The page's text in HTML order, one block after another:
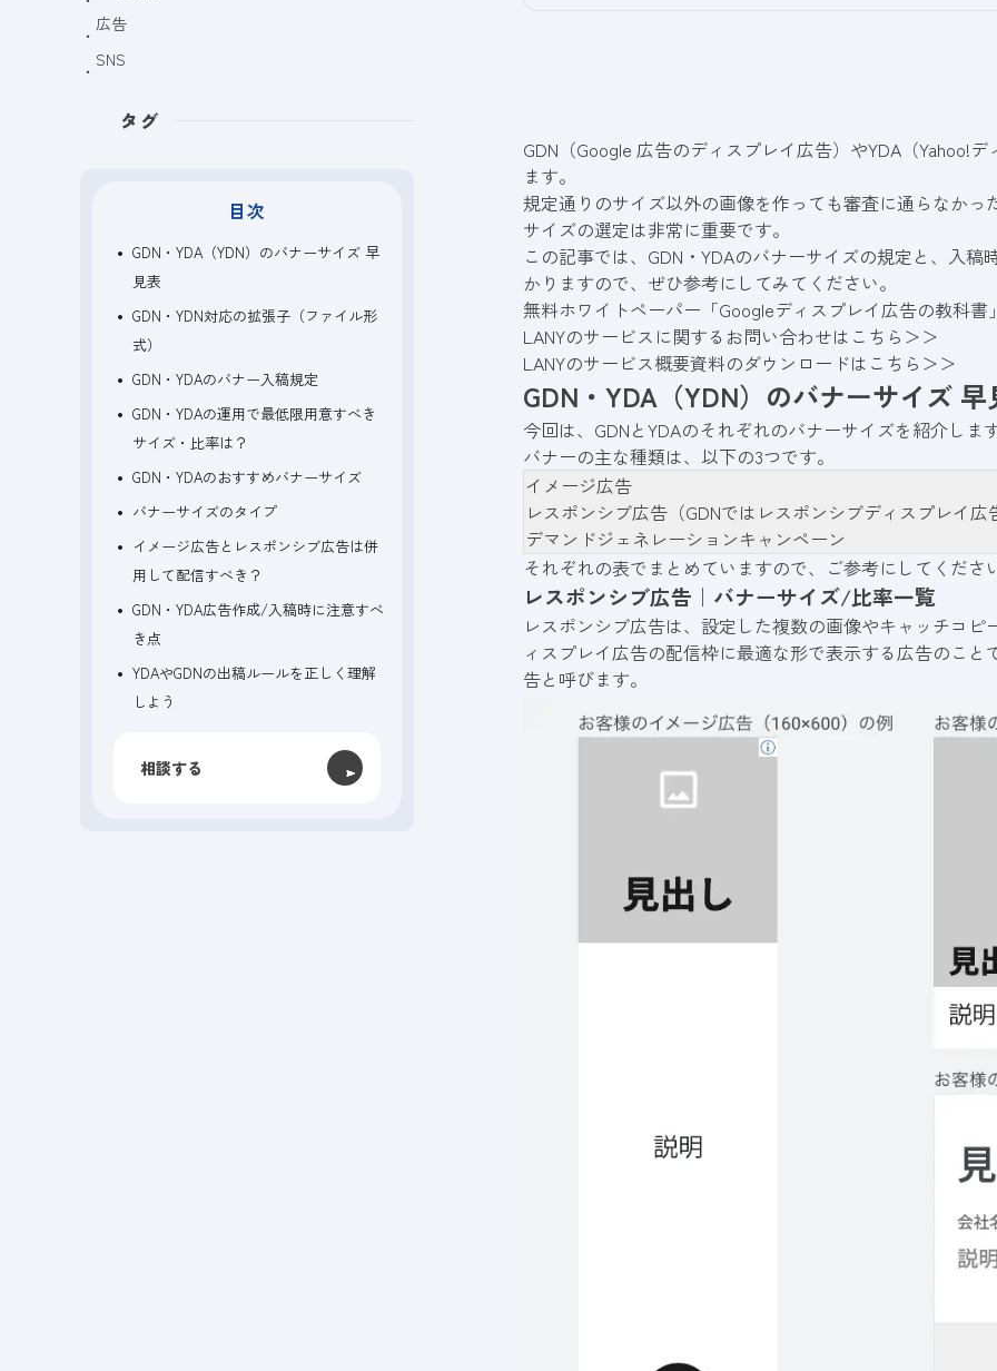
GDN（Google 広告のディスプレイ広告）やYDA（Yahoo!
ます。
規定通りのサイズ以外の画像を作っても審査に通らなか
サイズの選定は非常に重要です。
この記事では、GDN・YDAのバナーサイズの規定と、入
かりますので、ぜひ参考にしてみてください。
無料ホワイトペーパー「Googleディスプレイ広告の教科書
LANYのサービスに関するお問い合わせはこちら＞＞
LANYのサービス概要資料のダウンロードはこちら＞＞
GDN・YDA（YDN）のバナーサイズ 早
今回は、GDNとYDAのそれぞれのバナーサイズを紹介しま
バナーの主な種類は、以下の3つです。
イメージ広告
レスポンシブ広告（GDNではレスポンシブディスプレイ広
デマンドジェネレーションキャンペーン
それぞれの表でまとめていますので、ご参考にしてくださ
レスポンシブ広告｜バナーサイズ/比率一覧
レスポンシブ広告は、設定した複数の画像やキャッチコ
ィスプレイ広告の配信枠に最適な形で表示する広告のこ
告と呼びます。
広告
SNS
タグ
目次
GDN・YDA（YDN）のバナーサイズ 早
見表
GDN・YDN対応の拡張子（ファイル形
式）
GDN・YDAのバナー入稿規定
GDN・YDAの運用で最低限用意すべき
サイズ・比率は？
GDN・YDAのおすすめバナーサイズ
バナーサイズのタイプ
イメージ広告とレスポンシブ広告は併
用して配信すべき？
GDN・YDA広告作成/入稿時に注意すべ
き点
YDAやGDNの出稿ルールを正しく理解
しよう
相談する